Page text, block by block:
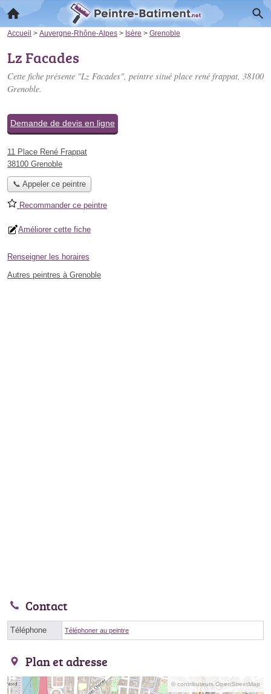
Accueil > Auvergne-Rhône-Alpes > Isère > Grenoble
Lz Facades
Cette fiche présente "Lz Facades", peintre situé place rené frappat, 38100
Grenoble.
Demande de devis en ligne
11 Place René Frappat
38100 Grenoble
📞 Appeler ce peintre
Recommander ce peintre
Améliorer cette fiche
Renseigner les horaires
Autres peintres à Grenoble
Contact
Téléphone Téléphoner au peintre
Plan et adresse
© contributeurs OpenStreetMap